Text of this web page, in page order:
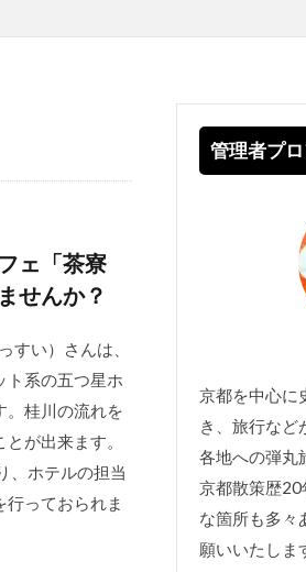
ェ「茶寮
せんか？
すい）さんは、
ト系の五つ星ホ
。桂川の流れを
が出来ます。
、ホテルの担当
っておられま
管理者プ
京都を中心に
き、旅行など
各地への弾丸
京都散策歴20
な箇所も多々
願いいたしま